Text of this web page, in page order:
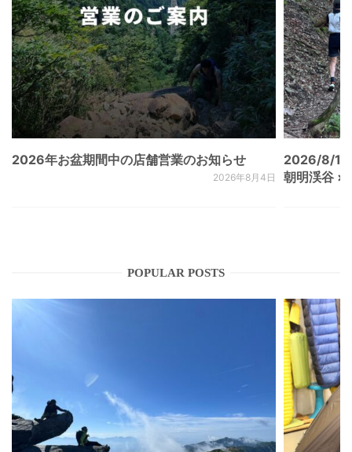
2026年お盆期間中の店舗営業のお知らせ
2026年8月4日
2026/8/
朝明渓谷 ×
POPULAR POSTS